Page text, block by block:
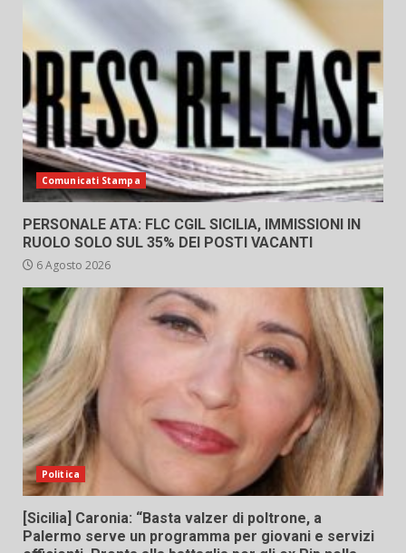
Comunicati Stampa
PERSONALE ATA: FLC CGIL SICILIA, IMMISSIONI IN
RUOLO SOLO SUL 35% DEI POSTI VACANTI
6 Agosto 2026
Politica
[Sicilia] Caronia: “Basta valzer di poltrone, a
Palermo serve un programma per giovani e servizi